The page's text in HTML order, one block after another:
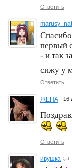
Ответить
первый
- и так
сижу у
Ответить
ЖЕНА 16
Ответить
ивушка